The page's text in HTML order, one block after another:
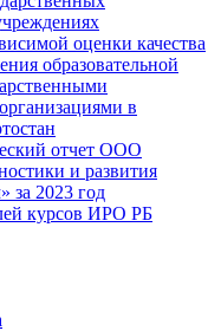
оценки качества
образовательной
в
отчет ООО
и развития
за 2023 год
курсов ИРО РБ